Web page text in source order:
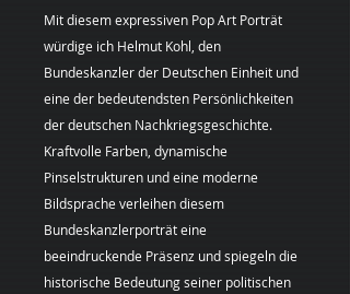
Mit diesem expressiven Pop Art Porträt
würdige ich Helmut Kohl, den
Bundeskanzler der Deutschen Einheit und
eine der bedeutendsten Persönlichkeiten
der deutschen Nachkriegsgeschichte.
Kraftvolle Farben, dynamische
Pinselstrukturen und eine moderne
Bildsprache verleihen diesem
Bundeskanzlerporträt eine
beeindruckende Präsenz und spiegeln die
historische Bedeutung seiner politischen